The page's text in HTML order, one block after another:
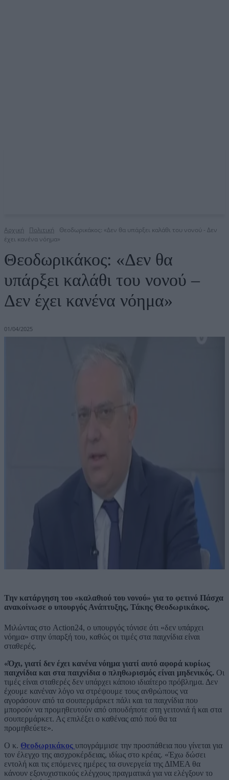
Αρχική Πολιτική
Θεοδωρικάκος: «Δεν θα υπάρξει καλάθι του νονού - Δεν
έχει κανένα νόημα»
Θεοδωρικάκος: «Δεν θα
υπάρξει καλάθι του νονού –
Δεν έχει κανένα νόημα»
01/04/2025
Την κατάργηση του «καλαθιού του νονού» για το φετινό Πάσχα
ανακοίνωσε ο υπουργός Ανάπτυξης, Τάκης Θεοδωρικάκος.
Μιλώντας στο Action24, ο υπουργός τόνισε ότι «δεν υπάρχει
νόημα» στην ύπαρξή του, καθώς οι τιμές στα παιχνίδια είναι
σταθερές.
«Όχι, γιατί δεν έχει κανένα νόημα γιατί αυτό αφορά κυρίως
παιχνίδια και στα παιχνίδια ο πληθωρισμός είναι μηδενικός. Οι
τιμές είναι σταθερές δεν υπάρχει κάποιο ιδιαίτερο πρόβλημα. Δεν
έχουμε κανέναν λόγο να στρέψουμε τους ανθρώπους να
αγοράσουν από τα σουπερμάρκετ πάλι και τα παιχνίδια που
μπορούν να προμηθευτούν από οπουδήποτε στη γειτονιά ή και στα
σουπερμάρκετ. Ας επιλέξει ο καθένας από πού θα τα
προμηθεύετε».
Ο κ. Θεοδωρικάκος υπογράμμισε την προσπάθεια που γίνεται για
τον έλεγχο της αισχροκέρδειας, ιδίως στο κρέας. «Έχω δώσει
εντολή και τις επόμενες ημέρες τα συνεργεία της ΔΙΜΕΑ θα
κάνουν εξονυχιστικούς ελέγχους πραγματικά για να ελέγξουν το